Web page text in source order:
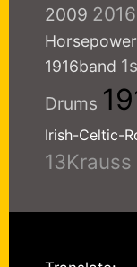
2009 2016
Horsepower
1916band
Drums
Irish-Celtic-
13Krauss